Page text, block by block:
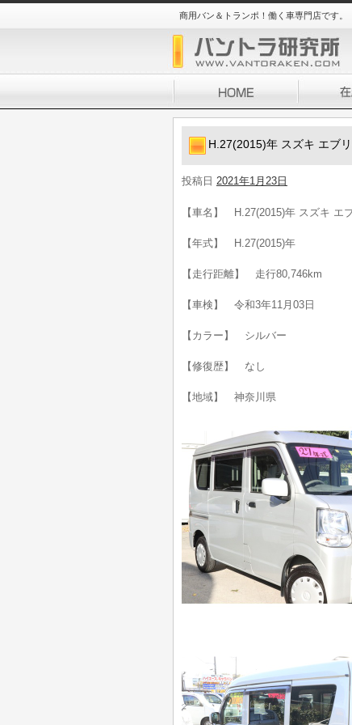
商用バン＆トランポ！働く車専門店です。
H.27(2015)年 スズキ エブ
投稿日 2021年1月23日
【車名】 H.27(2015)年 スズキ エ
【年式】 H.27(2015)年
【走行距離】 走行80,746km
【車検】 令和3年11月03日
【カラー】 シルバー
【修復歴】 なし
【地域】 神奈川県